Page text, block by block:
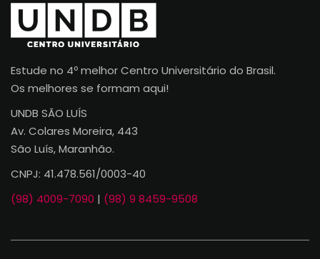
Estude no 4º melhor Centro Universitário do Brasil.
Os melhores se formam aqui!
UNDB SÃO LUÍS
Av. Colares Moreira, 443
São Luís, Maranhão.
CNPJ: 41.478.561/0003-40
(98) 4009-7090 | (98) 9 8459-9508